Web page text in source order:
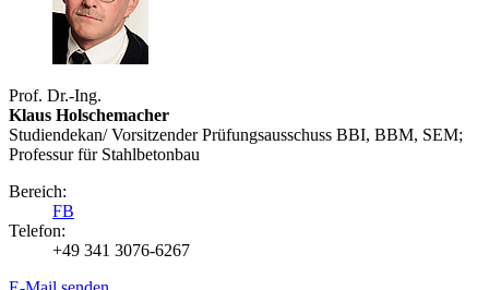
Prof. Dr.-Ing.
Klaus Holschemacher
Studiendekan/ Vorsitzender Prüfungsausschuss BBI, BBM, SEM;
Professur für Stahlbetonbau
Bereich:
FB
Telefon:
+49 341 3076-6267